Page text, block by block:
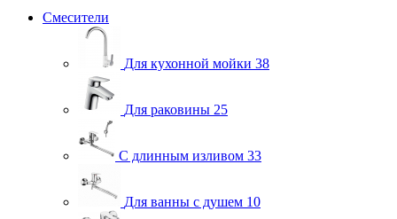
Смесители
Для кухонной мойки 38
Для раковины 25
С длинным изливом 33
Для ванны с душем 10